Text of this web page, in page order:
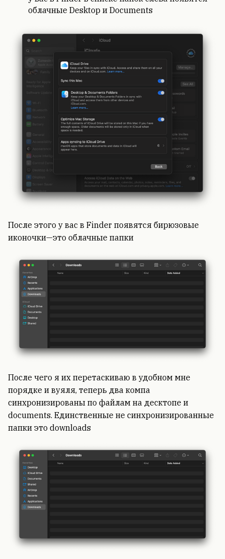
облачные Desktop и Documents
После этого у вас в Finder появятся бирюзовые
иконочки—это облачные папки
После чего я их перетаскиваю в удобном мне
порядке и вуяля, теперь два компа
синхронизированы по файлам на десктопе и
documents. Единственные не синхронизированные
папки это downloads